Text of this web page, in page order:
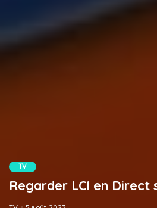
TV
Regarder LCI en Direct